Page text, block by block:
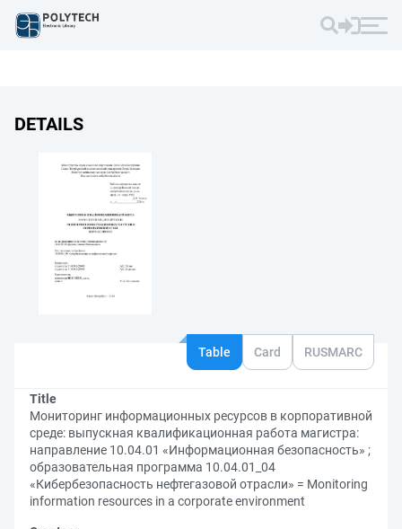
DETAILS
Table Card RUSMARC
Title
Мониторинг информационных ресурсов в корпоративной
среде: выпускная квалификационная работа магистра:
направление 10.04.01 «Информационная безопасность» ;
образовательная программа 10.04.01_04
«Кибербезопасность нефтегазовой отрасли» = Monitoring
information resources in a corporate environment